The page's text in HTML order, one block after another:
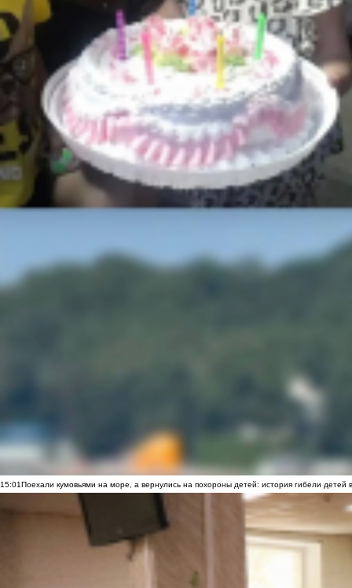
15:01Поехали кумовьями на море, а вернулись на похороны детей: история гибели детей